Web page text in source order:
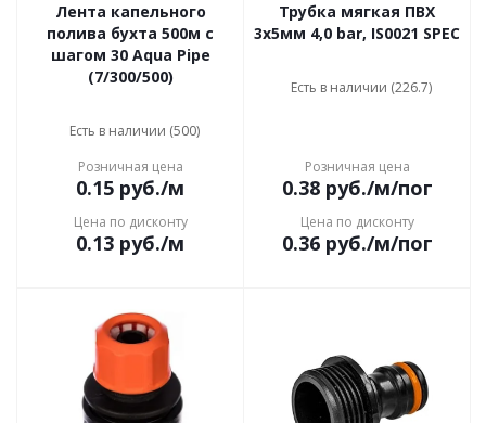
Лента капельного
полива бухта 500м с
шагом 30 Aqua Pipe
(7/300/500)
Есть в наличии (500)
Розничная цена
0.15 руб./м
Цена по дисконту
0.13 руб./м
Трубка мягкая ПВХ
3х5мм 4,0 bar, IS0021 SPEC
Есть в наличии (226.7)
Розничная цена
0.38руб./м/пог
Цена по дисконту
0.36руб./м/пог